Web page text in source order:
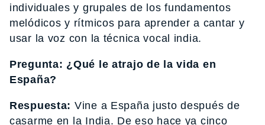
individuales y grupales de los fundamentos
melódicos y rítmicos para aprender a cantar y
usar la voz con la técnica vocal india.
Pregunta: ¿Qué le atrajo de la vida en
España?
Respuesta: Vine a España justo después de
casarme en la India. De eso hace ya cinco